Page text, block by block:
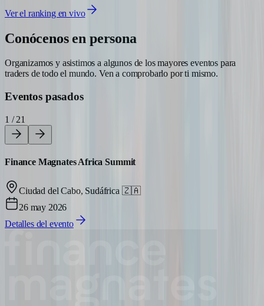
Ver el ranking en vivo
Conócenos en persona
Organizamos y asistimos a algunos de los mayores eventos para
traders de todo el mundo. Ven a comprobarlo por ti mismo.
Eventos pasados
1 / 21
Finance Magnates Africa Summit
Ciudad del Cabo, Sudáfrica 🇿🇦
26 may 2026
Detalles del evento